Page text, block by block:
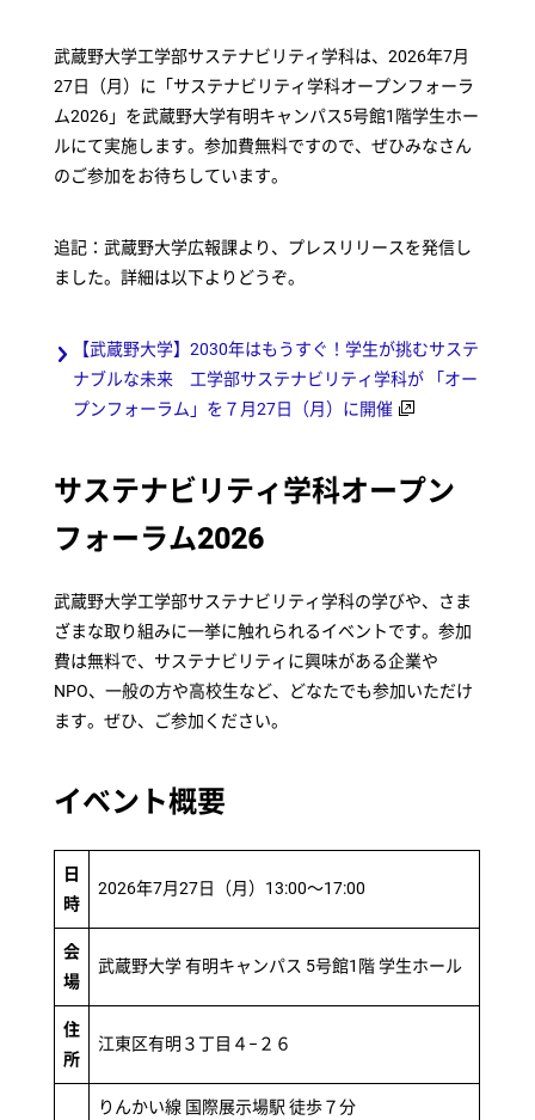
武蔵野大学工学部サステナビリティ学科は、2026年7月
27日（月）に「サステナビリティ学科オープンフォーラ
ム2026」を武蔵野大学有明キャンパス5号館1階学生ホー
ルにて実施します。参加費無料ですので、ぜひみなさん
のご参加をお待ちしています。
追記：武蔵野大学広報課より、プレスリリースを発信し
ました。詳細は以下よりどうぞ。
【武蔵野大学】2030年はもうすぐ！学生が挑むサステ
ナブルな未来 工学部サステナビリティ学科が 「オー
プンフォーラム」を７月27日（月）に開催
サステナビリティ学科オープン
フォーラム2026
武蔵野大学工学部サステナビリティ学科の学びや、さま
ざまな取り組みに一挙に触れられるイベントです。参加
費は無料で、サステナビリティに興味がある企業や
NPO、一般の方や高校生など、どなたでも参加いただけ
ます。ぜひ、ご参加ください。
イベント概要
日
時
2026年7月27日（月）13:00～17:00
会
場
武蔵野大学 有明キャンパス 5号館1階 学生ホール
住
所
江東区有明３丁目４−２６
りんかい線 国際展示場駅 徒歩７分